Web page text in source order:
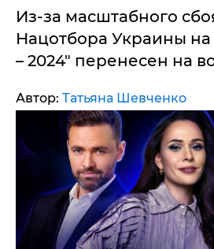
​Из-за масштабного
Нацотбора Украины
– 2024" перенесен на
Автор: Татьяна Шевченко